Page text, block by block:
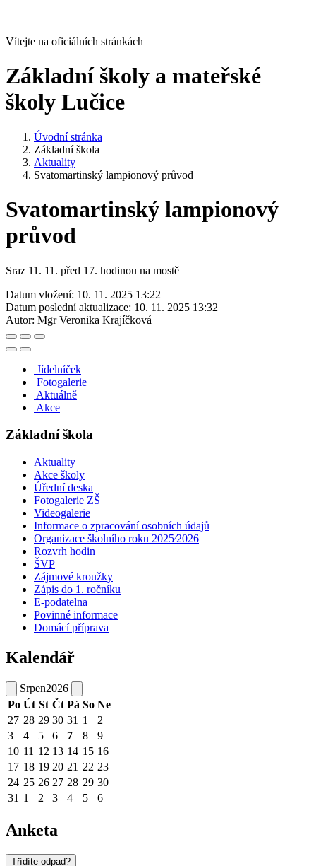
Vítejte na oficiálních stránkách
Základní školy a mateřské
školy Lučice
Úvodní stránka
Základní škola
Aktuality
Svatomartinský lampionový průvod
Svatomartinský lampionový
průvod
Sraz 11. 11. před 17. hodinou na mostě
Datum vložení: 10. 11. 2025 13:22
Datum poslední aktualizace: 10. 11. 2025 13:32
Autor: Mgr Veronika Krajíčková
Jídelníček
Fotogalerie
Aktuálně
Akce
Základní škola
Aktuality
Akce školy
Úřední deska
Fotogalerie ZŠ
Videogalerie
Informace o zpracování osobních údajů
Organizace školního roku 2025⁄2026
Rozvrh hodin
ŠVP
Zájmové kroužky
Zápis do 1. ročníku
E-podatelna
Povinné informace
Domácí příprava
Kalendář
Srpen2026
Po Út St Čt Pá So Ne
27 28 29 30 31 1
2
3
4 5 6 7 8
9
10 11 12 13 14 15 16
17 18 19 20 21 22 23
24 25 26 27 28 29 30
31 1 2 3 4 5 6
Anketa
Třídíte odpad?